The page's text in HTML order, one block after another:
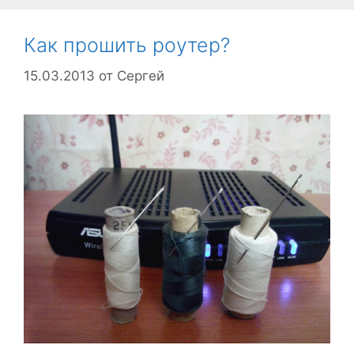
Как прошить роутер?
15.03.2013 от Сергей